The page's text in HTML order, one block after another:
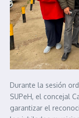
Durante la sesión
SUPeH, el concejal
garantizar el